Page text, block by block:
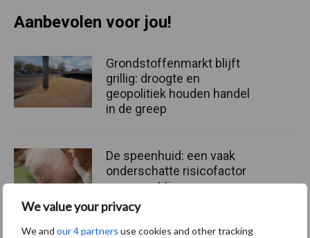
We value your privacy
We and our 4 partners use cookies and other tracking
Aanbevolen voor jou!
Grondstoffenmarkt blijft
grillig: droogte en
geopolitiek houden handel
in de greep
De speenhuid: een vaak
onderschatte risicofactor
voor mastitis